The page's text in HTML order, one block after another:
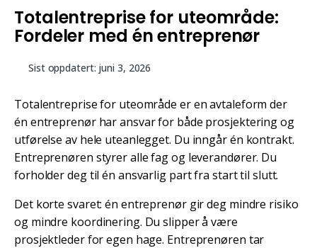
Totalentreprise for uteområde:
Fordeler med én entreprenør
Sist oppdatert: juni 3, 2026
Totalentreprise for uteområde er en avtaleform der
én entreprenør har ansvar for både prosjektering og
utførelse av hele uteanlegget. Du inngår én kontrakt.
Entreprenøren styrer alle fag og leverandører. Du
forholder deg til én ansvarlig part fra start til slutt.
Det korte svaret: én entreprenør gir deg mindre risiko
og mindre koordinering. Du slipper å være
prosjektleder for egen hage. Entreprenøren tar